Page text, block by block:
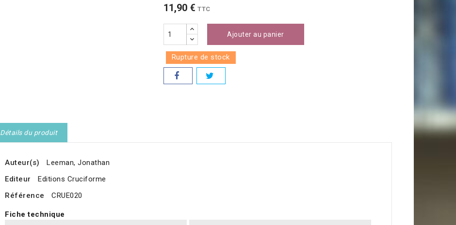
11,90 € TTC
Ajouter au panier
Rupture de stock
Détails du produit
Auteur(s)
Leeman, Jonathan
Editeur
Editions Cruciforme
Référence
CRUE020
Fiche technique